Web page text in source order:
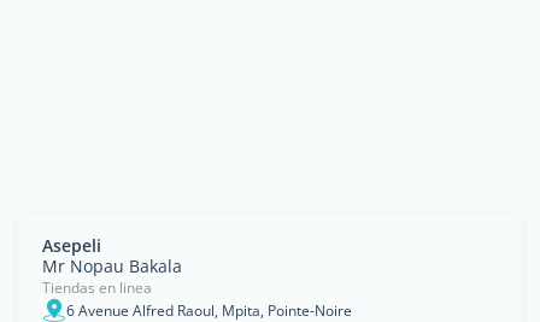
Asepeli
Mr Nopau Bakala
Tiendas en linea
6 Avenue Alfred Raoul, Mpita, Pointe-Noire